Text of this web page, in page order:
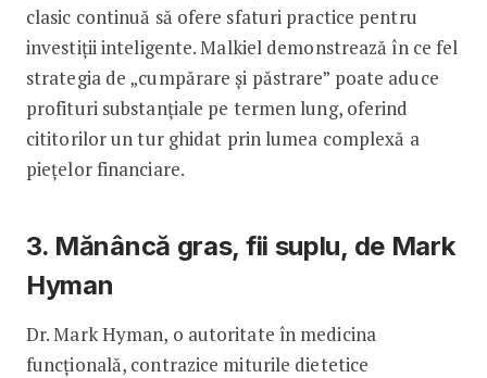
clasic continuă să ofere sfaturi practice pentru
investiții inteligente. Malkiel demonstrează în ce fel
strategia de „cumpărare și păstrare” poate aduce
profituri substanțiale pe termen lung, oferind
cititorilor un tur ghidat prin lumea complexă a
piețelor financiare.
3. Mănâncă gras, fii suplu, de Mark
Hyman
Dr. Mark Hyman, o autoritate în medicina
funcțională, contrazice miturile dietetice